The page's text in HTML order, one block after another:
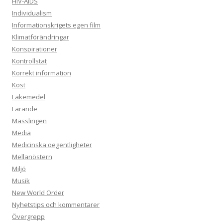
Individualism
Informationskrigets egen film
Klimatförändringar
Konspirationer
Kontrollstat
Korrekt information
Kost
Läkemedel
Lärande
Mässlingen
Media
Medicinska oegentligheter
Mellanöstern
Miljö
Musik
New World Order
Nyhetstips och kommentarer
Övergrepp